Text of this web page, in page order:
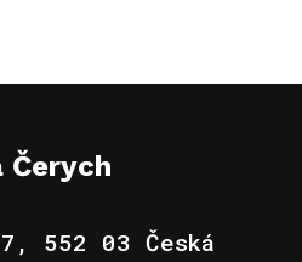
Čerych
552 03 Česká